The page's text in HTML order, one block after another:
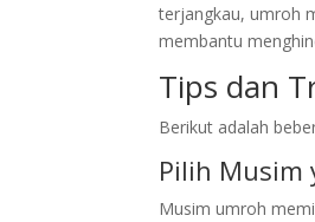
terjangkau, umroh
membantu
Tips dan
Berikut adalah
Pilih Musim
Musim umroh